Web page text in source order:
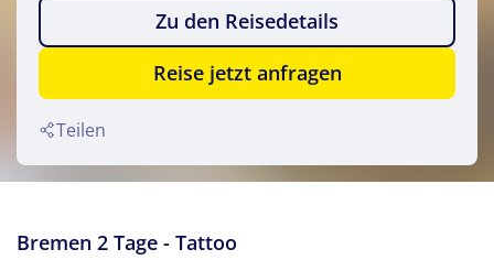
Zu den Reisedetails
Reise jetzt anfragen
Teilen
Bremen 2 Tage - Tattoo